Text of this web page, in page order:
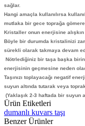
sağlar.
Hangi amaçla kullanılırsa
mutlaka bir gece toprağa
Kristaller onun enerjisine
Böyle bir durumda kristalinizi
sürekli olarak takmaya devam
Nötrlediğiniz bir taşa başka
enerjisinin geçmesine neden
Taşınızı toplayacağı negatif
suyun altında tutarak veya
(Yaklaşık 2-3 haftada bir suyun
Ürün Etiketleri
dumanlı kuvars taşı
Benzer Ürünler